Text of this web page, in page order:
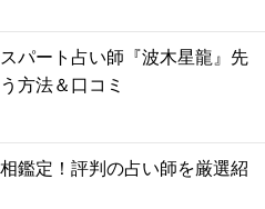
パート占い師『波木星龍』先
方法＆口コミ
鑑定！評判の占い師を厳選紹